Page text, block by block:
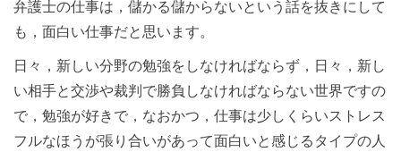
弁護士の仕事は，儲かる儲からないという話を抜きにして
も，面白い仕事だと思います。
日々，新しい分野の勉強をしなければならず，日々，新し
い相手と交渉や裁判で勝負しなければならない世界ですの
で，勉強が好きで，なおかつ，仕事は少しくらいストレス
フルなほうが張り合いがあって面白いと感じるタイプの人